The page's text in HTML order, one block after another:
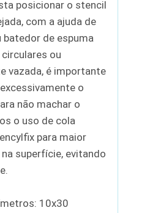
posicionar o stencil
com a ajuda de
batedor de espuma
ou
vazada, é importante
o
não machar o
o uso de cola
para maior
superfície, evitando
10x30